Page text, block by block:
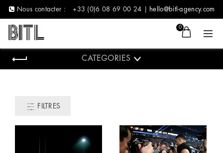
Nous contacter : +33 (0)6 08 69 00 24 | hello@bitl-agency.com
0
CATEGORIES
FILTRES